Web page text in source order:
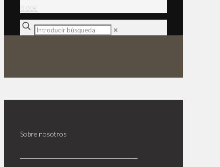
0,00€
✕
Sobre nosotros